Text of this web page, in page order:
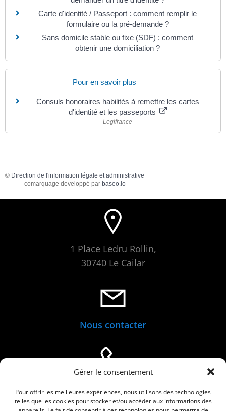
Gérer le consentement
Pour offrir les meilleures expériences, nous utilisons des technologies
telles que les cookies pour stocker et/ou accéder aux informations des
Carte d'identité / Passeport : comment remplir le
formulaire ou la pré-demande ?
Sans domicile stable ou fixe (SDF) : comment
obtenir une domiciliation ?
Pour en savoir plus
Consuls honoraires habilités à remettre les cartes
d'identité et les passeports
Legifrance
© Direction de l'information légale et administrative
comarquage developpé par baseo.io
1 Place Ledru Rollin,
30740 Le Cailar
Nous contacter
04 66 88 01 05